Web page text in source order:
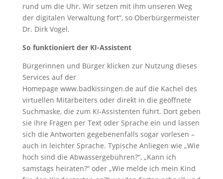
rund um die Uhr. Wir setzen mit ihm unseren Weg
der digitalen Verwaltung fort“, so Oberbürgermeister
Dr. Dirk Vogel.
So funktioniert der KI-Assistent
Bürgerinnen und Bürger klicken zur Nutzung dieses
Services auf der
Homepage www.badkissingen.de auf die Kachel des
virtuellen Mitarbeiters oder direkt in die geöffnete
Suchmaske, die zum KI-Assistenten führt. Dort geben
sie ihre Fragen per Text oder Sprache ein und lassen
sich die Antworten gegebenenfalls sogar vorlesen –
auch in leichter Sprache. Typische Anliegen wie „Wie
hoch sind die Abwassergebühren?“, „Kann ich
samstags heiraten?“ oder „Wie melde ich mein Kind